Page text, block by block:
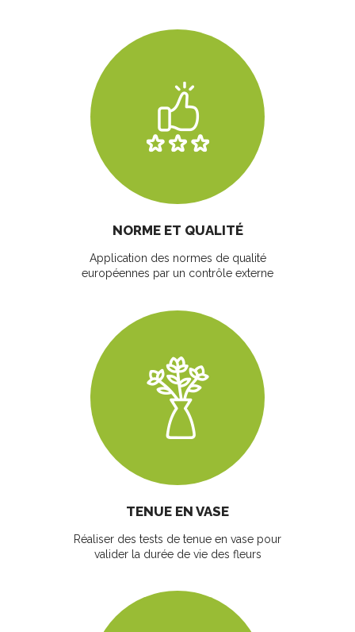
NORME ET QUALITÉ
Application des normes de qualité
européennes par un contrôle externe
TENUE EN VASE
Réaliser des tests de tenue en vase pour
valider la durée de vie des fleurs